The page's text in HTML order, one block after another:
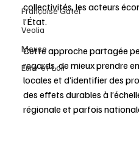
Françoise Gatel
Veolia
Meuse
Eure-et-Loir
collectivités, les acteurs
l’État.
Cette approche partagée
regards, de mieux prendre
locales et d’identifier des
des effets durables à
régionale et parfois